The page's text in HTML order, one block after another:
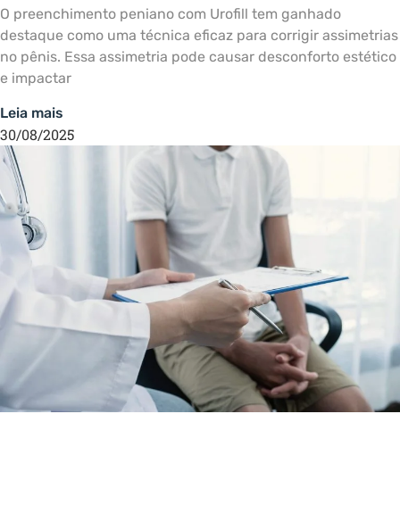
O preenchimento peniano com Urofill tem ganhado
destaque como uma técnica eficaz para corrigir assimetrias
no pênis. Essa assimetria pode causar desconforto estético
e impactar
Leia mais
30/08/2025